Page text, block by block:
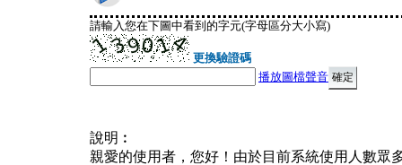
請輸入您在下圖中看到的字元(字母區分大小寫)
更換驗證碼
播放圖檔聲音
說明︰
親愛的使用者，您好！由於目前系統使用人數眾